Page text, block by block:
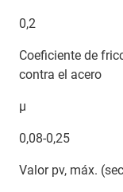
0,2
Coeficiente de
contra el acero
μ
0,08-0,25
Valor pv, máx.